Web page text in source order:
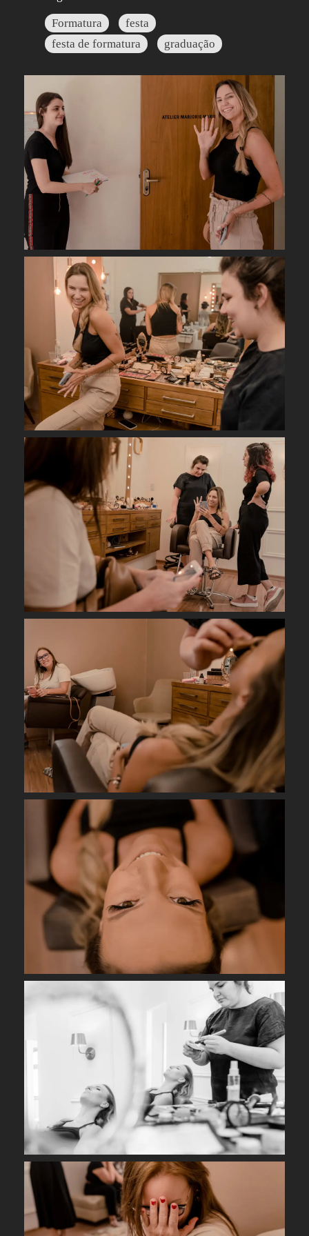
Formatura
festa
festa de formatura
graduação